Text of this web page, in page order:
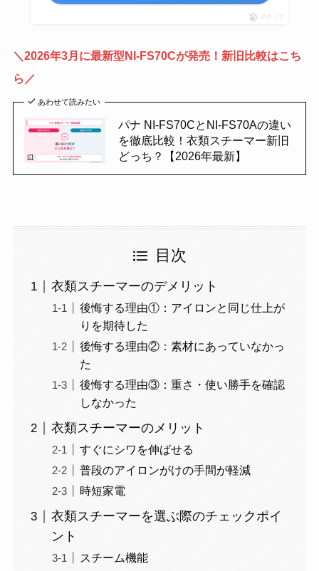
ポチップ
＼2026年3月に最新型NI-FS70Cが発売！新旧比較はこち
ら／
あわせて読みたい
パナ NI-FS70CとNI-FS70Aの違い
を徹底比較！衣類スチーマー新旧
どっち？【2026年最新】
目次
衣類スチーマーのデメリット
後悔する理由①：アイロンと同じ仕上が
りを期待した
後悔する理由②：素材にあっていなかっ
た
後悔する理由③：重さ・使い勝手を確認
しなかった
衣類スチーマーのメリット
すぐにシワを伸ばせる
普段のアイロンがけの手間が軽減
時短家電
衣類スチーマーを選ぶ際のチェックポイ
ント
スチーム機能